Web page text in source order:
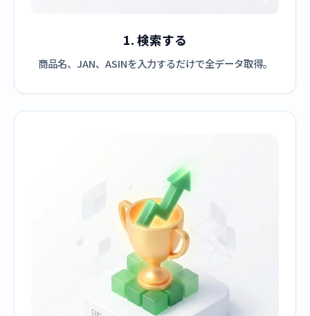
1. 検索する
商品名、JAN、ASINを入力するだけで全データ取得。